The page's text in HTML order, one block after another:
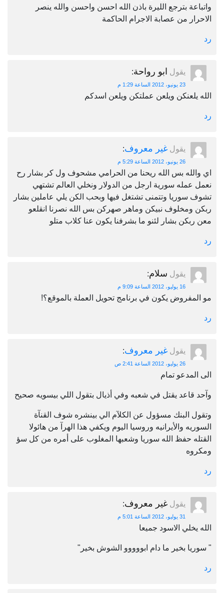
واتباعة بترجع الليرة باذن الله احسن واحسن والله ينصر
الاحرار من عصابة الاجرام الحاكمة
رد
يقول ابو رواحة:
23 يونيو، 2012 الساعة 1:29 م
الله يلعنكن ويلعن عملتكن ويلعن اسدكم
رد
يقول غير معروف:
26 يونيو، 2012 الساعة 5:29 م
اي والله بس الله ريحنا من الحرامي مشحوف ول كر بشار رح
نعمل عمله سورية ارجل من الدولار ونخلي العالم تشتهي
تشوف سوريا وتتمنى تشتغل فيها وبحب الكن يلي عاملين بشار
ربكن ومخلوف نبيكن وماهر صهركن بس الله نصرنا انقلعو
معن ربكن بشار لئنو ما بشرفنا يكون عنا كلاب متلو
رد
يقول سلام:
16 يوليو، 2012 الساعة 9:09 م
مو المفروض يكون في برنامج تحويل العملة بالموقع؟!
رد
يقول غير معروف:
26 يوليو، 2012 الساعة 2:41 ص
الى المدعو تمام
وآحد قاعد يقتل في شعبه وفي أذيال بتقول اللي بيسويه صحيح
وتقول البنك مسؤول عن الكلآم الي بينشره شوف القنآة
السوريه والأيرانيه وروسيا اليوم ويكفي هذا الهرآ من هائولا
القتله حفظ الله سوريا وشعبها المغلوب على أمره من كل سؤ
ومكروه
رد
يقول غير معروف:
31 يوليو، 2012 الساعة 5:01 م
الله يخلي الاسود جميعا
‏‏"‏ سوريا بخير ما دام ابووووو الشوش بخير‏"‏
رد